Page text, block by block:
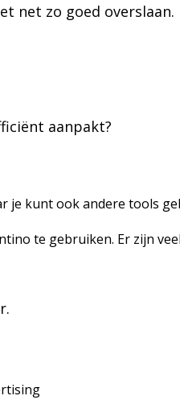
net zo goed overslaan.
aanpakt?
je kunt ook andere tools
te gebruiken. Er zijn